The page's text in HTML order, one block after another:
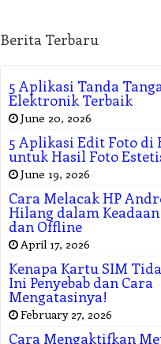
Berita Terbaru
5 Aplikasi Tanda
Elektronik Terbaik
June 20, 2026
5 Aplikasi Edit Foto di
untuk Hasil Foto
June 19, 2026
Cara Melacak HP
Hilang dalam
dan Offline
April 17, 2026
Kenapa Kartu SIM
Ini Penyebab dan Cara
Mengatasinya!
February 27, 2026
Cara Mengaktifkan